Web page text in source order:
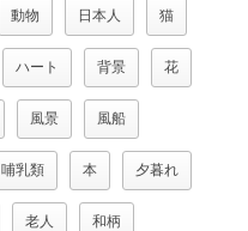
動物 日本人 猫
ハート 背景 花
風景 風船
哺乳類 本 夕暮れ
老人 和柄